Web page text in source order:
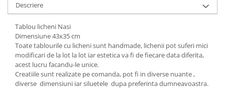
Descriere
Tablou licheni Nasi
Dimensiune 43x35 cm
Toate tablourile cu licheni sunt handmade, lichenii pot suferi mici
modificari de la lot la lot iar estetica va fi de fiecare data diferita,
acest lucru facandu-le unice.
Creatiile sunt realizate pe comanda, pot fi in diverse nuante ,
diverse dimensiuni iar siluetele dupa preferinta dumneavoastra.